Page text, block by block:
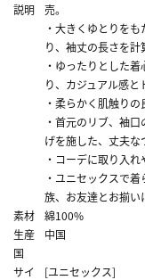
説明
売。
・大きくゆとりを
り、袖丈の長さを計
・ゆったりとした
り、カジュアル感と
・柔らかく肌触りの
・首元のリブ、袖
げを施した、丈夫な
・コーデに取り入
・ユニセックスで
族、お友達とお揃い
素材
綿100%
生産
国
中国
サイ
[ユニセックス]